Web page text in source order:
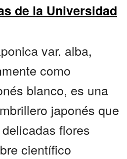
de la Universidad
var. alba,
como
blanco, es una
japonés que
flores
científico